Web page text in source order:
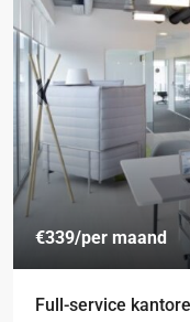
€339/per maand
Full-service